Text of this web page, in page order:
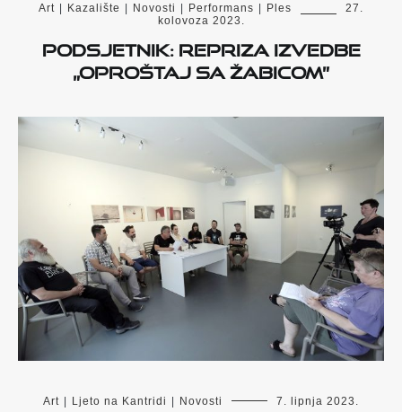
Art | Kazalište | Novosti | Performans | Ples
27.
kolovoza 2023.
Podsjetnik: Repriza izvedbe
„Oproštaj sa Žabicom”
Art | Ljeto na Kantridi | Novosti 7. lipnja 2023.